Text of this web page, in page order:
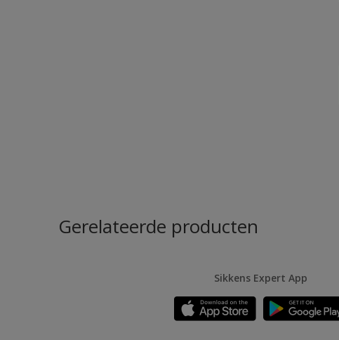
Gerelateerde producten
Sikkens Expert App